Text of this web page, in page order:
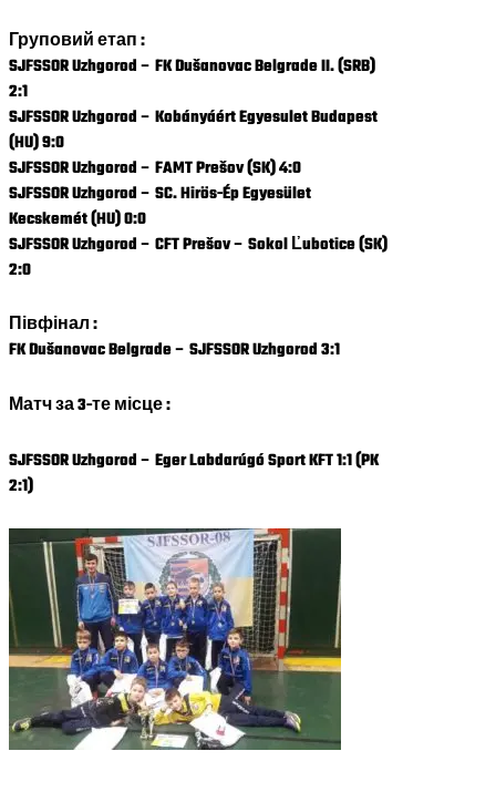
Груповий етап :
SJFSSOR Uzhgorod – FK Dušanovac Belgrade II. (SRB)
2:1
SJFSSOR Uzhgorod – Kobányáért Egyesulet Budapest
(HU) 9:0
SJFSSOR Uzhgorod – FAMT Prešov (SK) 4:0
SJFSSOR Uzhgorod – SC. Hirös-Ép Egyesület
Kecskemét (HU) 0:0
SJFSSOR Uzhgorod – CFT Prešov – Sokol Ľubotice (SK)
2:0
Півфінал :
FK Dušanovac Belgrade – SJFSSOR Uzhgorod 3:1
Матч за 3-те місце :
SJFSSOR Uzhgorod – Eger Labdarúgó Sport KFT 1:1 (PK
2:1)